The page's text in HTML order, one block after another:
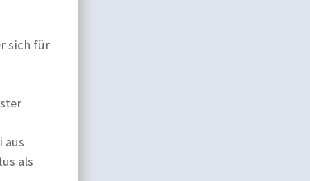
sich für
aus
als